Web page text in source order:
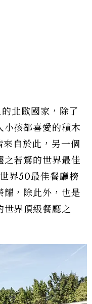
北歐國家，除了
小孩都喜愛的積木
自於此，另一個
之若鶩的世界最佳
界50最佳餐廳榜
耀，除此外，也是
世界頂級餐廳之